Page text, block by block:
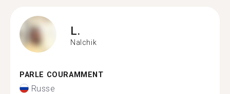
L.
Nalchik
PARLE COURAMMENT
Russe